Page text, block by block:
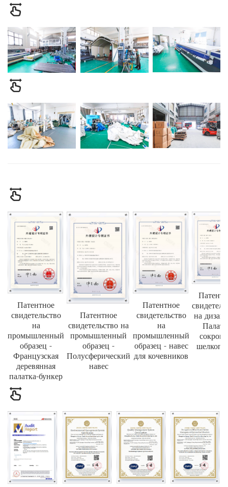
Патентное
свидетельство
на
промышленный
образец -
Французская
деревянная
палатка-бункер
Патентное
свидетельство на
промышленный
образец -
Полусферический
навес
Патентное
свидетельство
на
промышленный
образец - навес
для кочевников
на